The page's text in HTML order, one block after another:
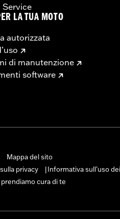
Service
LA TUA MOTO
autorizzata
di manutenzione
software
Mappa del sito
privacy Informativa sull’uso
prendiamo cura di te